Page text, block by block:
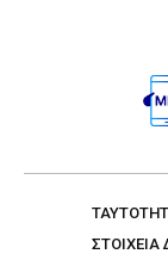
ΣΤΟΙΧΕΙΑ